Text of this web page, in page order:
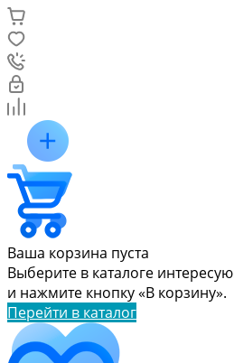
Ваша корзина пуста
Выберите в каталоге
и нажмите кнопку «В корзину».
Перейти в каталог